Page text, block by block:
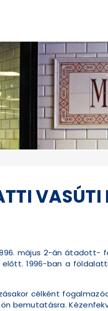
május 2-án átadott-
1996-ban a
célként
bemutatásra.